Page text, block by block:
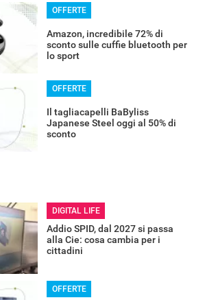
OFFERTE
Amazon, incredibile 72% di
sconto sulle cuffie bluetooth per
lo sport
OFFERTE
Il tagliacapelli BaByliss
Japanese Steel oggi al 50% di
sconto
DIGITAL LIFE
Addio SPID, dal 2027 si passa
alla Cie: cosa cambia per i
cittadini
OFFERTE